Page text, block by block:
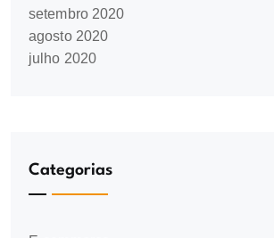
setembro 2020
agosto 2020
julho 2020
Categorias